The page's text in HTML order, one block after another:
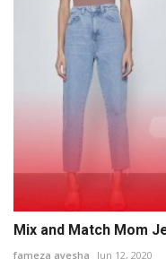
Mix and Match Mom
fameza ayesha Jun 12, 2020